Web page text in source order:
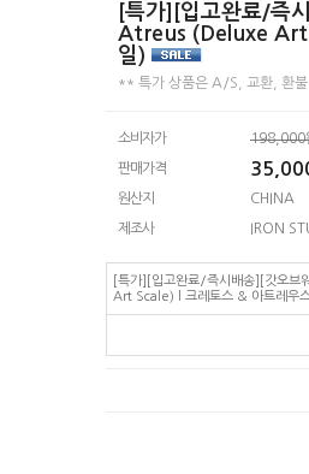
[특가][입고완료/즉
Atreus (Deluxe Art
일)
** 특가 상품은 A/S, 교환, 환
소비자가 198,000
판매가격
원산지 CHINA
제조사 IRON
[특가][입고완료/즉시배송][갓오
Art Scale) l 크레토스 & 아트레우